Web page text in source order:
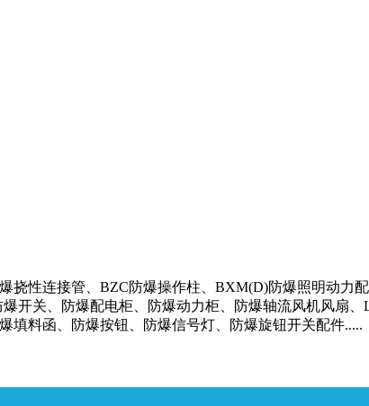
性连接管、BZC防爆操作柱、BXM(D)防爆照明动力
关、防爆配电柜、防爆动力柜、防爆轴流风机风扇
填料函、防爆按钮、防爆信号灯、防爆旋钮开关配件.....